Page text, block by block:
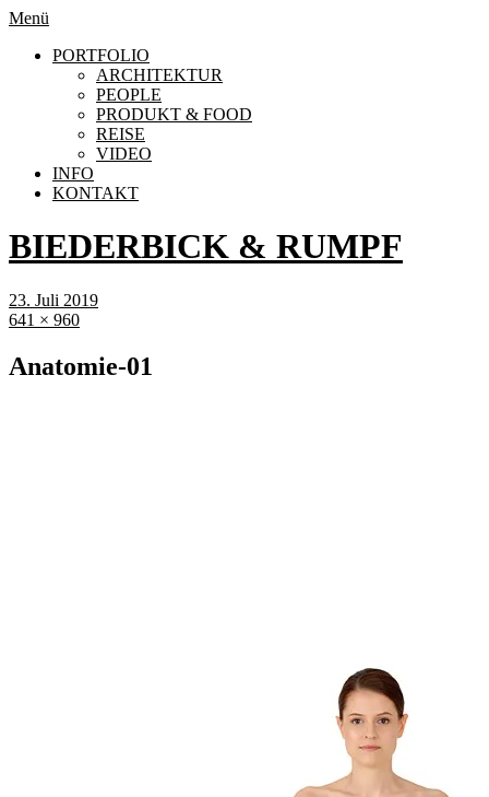
Menü
PORTFOLIO
ARCHITEKTUR
PEOPLE
PRODUKT & FOOD
REISE
VIDEO
INFO
KONTAKT
BIEDERBICK & RUMPF
23. Juli 2019
641 × 960
Anatomie-01